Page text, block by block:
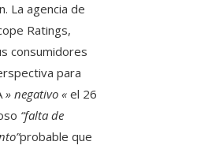
La agencia de
Ratings,
consumidores
para
» negativo « el 26
“falta de
probable que